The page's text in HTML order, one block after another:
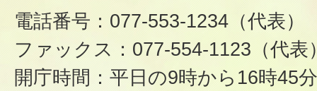
電話番号：077-553-1234（代表）
ファックス：077-554-1123（代表
開庁時間：平日の9時から16時45分